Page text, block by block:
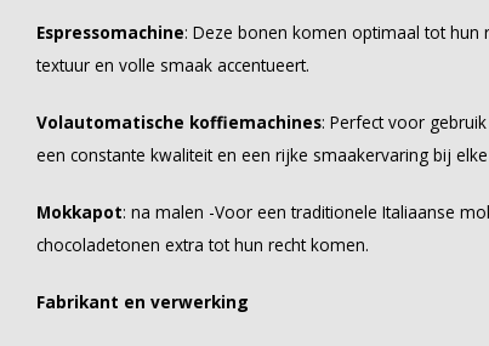
Espressomachine: Deze bonen komen optimaal tot hun
textuur en volle smaak accentueert.
Volautomatische koffiemachines: Perfect voor
een constante kwaliteit en een rijke smaakervaring bij
Mokkapot: na malen -Voor een traditionele Italiaanse
chocoladetonen extra tot hun recht komen.
Fabrikant en verwerking